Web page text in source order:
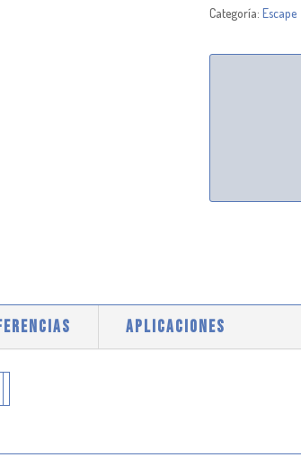
Categoría: Escape
APLICACIONES